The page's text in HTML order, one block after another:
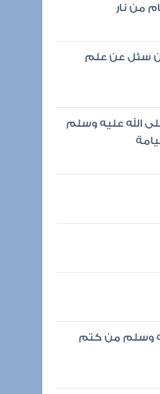
من نار
سئل عن علم
الله عليه وسلم
وسلم من كتم